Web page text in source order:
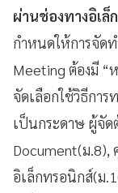
ผ่านช่องทางอิเ
กำหนดให้การจัด
Meeting ต้องมี
จัดเลือกใช้วิธีกา
เป็นกระดาษ ผู้จัด
Document(ม.8),
อิเล็กทรอนิกส์(ม